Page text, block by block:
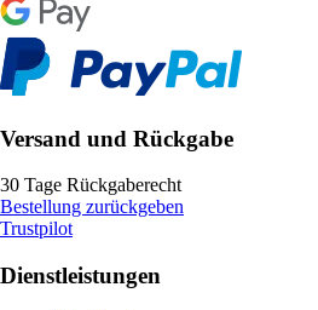
Versand und Rückgabe
30 Tage Rückgaberecht
Bestellung zurückgeben
Trustpilot
Dienstleistungen